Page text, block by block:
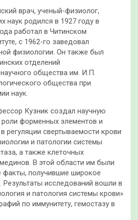
врач, ученый-физиолог,
наук родился в 1927 году в
работал в Читинском
с 1962-го заведовал
физиологии. Он также был
отделений
общества им. И.П.
общества при
наук.
Кузник создал научную
форменных элементов и
регуляции свертываемости крови
и патологии системы
а также клеточных
В этой области им были
факты, получившие широкое
Результаты исследований вошли в
и патология системы крови»
по иммунитету, гемостазу в